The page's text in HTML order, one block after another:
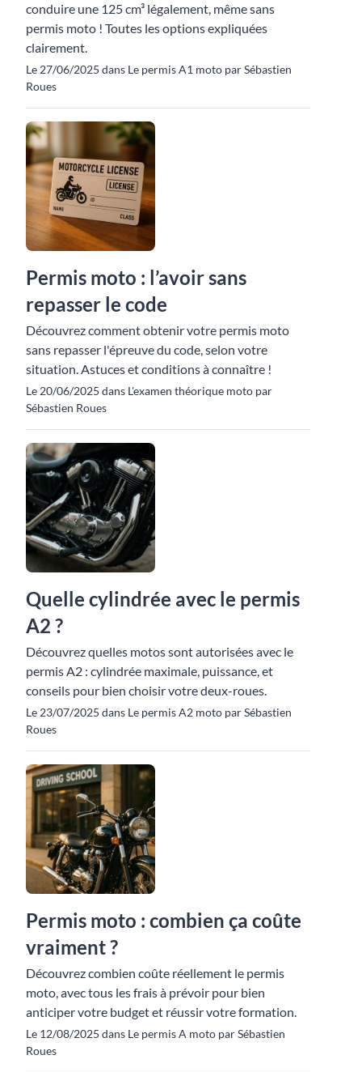
conduire une 125 cm³ légalement, même sans
permis moto ! Toutes les options expliquées
clairement.
Le 27/06/2025 dans Le permis A1 moto par Sébastien
Roues
Permis moto : l’avoir sans
repasser le code
Découvrez comment obtenir votre permis moto
sans repasser l'épreuve du code, selon votre
situation. Astuces et conditions à connaître !
Le 20/06/2025 dans L'examen théorique moto par
Sébastien Roues
Quelle cylindrée avec le permis
A2 ?
Découvrez quelles motos sont autorisées avec le
permis A2 : cylindrée maximale, puissance, et
conseils pour bien choisir votre deux-roues.
Le 23/07/2025 dans Le permis A2 moto par Sébastien
Roues
Permis moto : combien ça coûte
vraiment ?
Découvrez combien coûte réellement le permis
moto, avec tous les frais à prévoir pour bien
anticiper votre budget et réussir votre formation.
Le 12/08/2025 dans Le permis A moto par Sébastien
Roues